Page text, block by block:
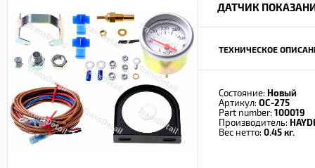
ДАТЧИК
ТЕХНИЧЕСКОЕ
Состояние: Новый
Артикул: OC-275
Part number: 100019
Производитель:
Вес нетто: 0.45 кг.